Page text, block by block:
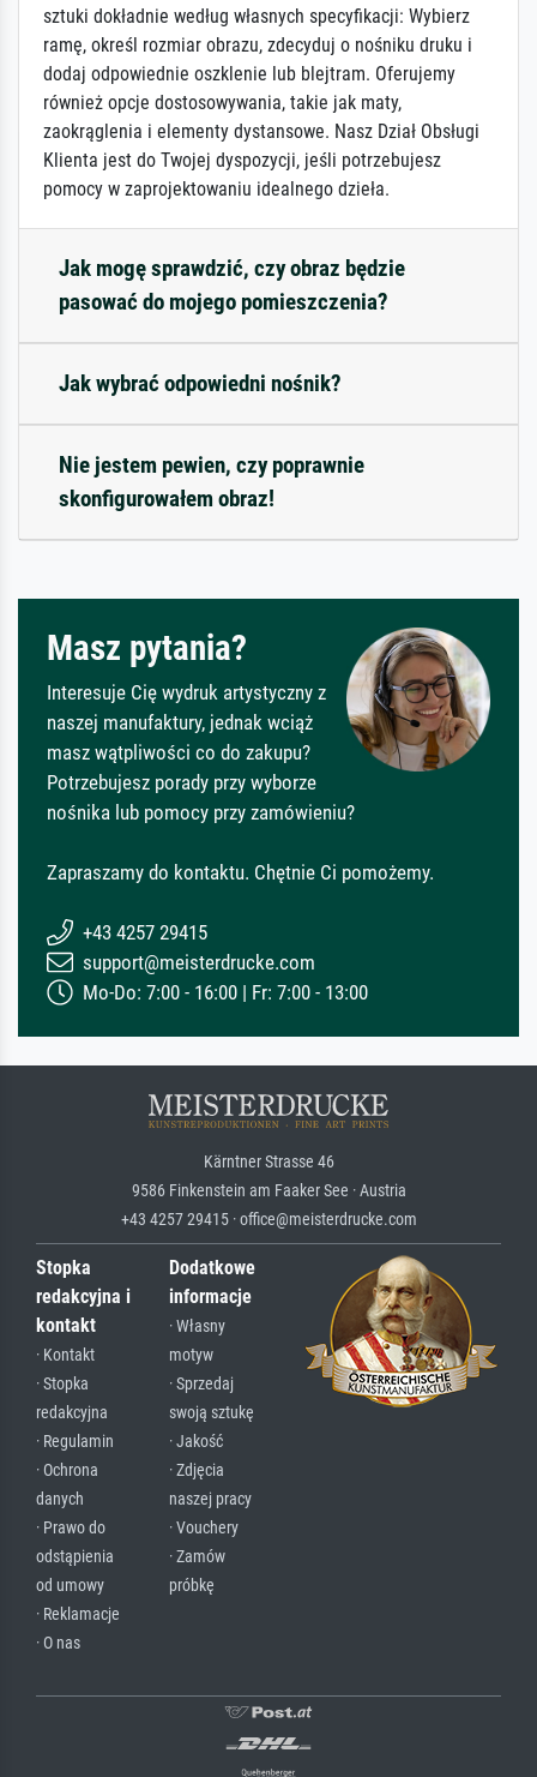
sztuki dokładnie według własnych specyfikacji: Wybierz
ramę, określ rozmiar obrazu, zdecyduj o nośniku druku i
dodaj odpowiednie oszklenie lub blejtram. Oferujemy
również opcje dostosowywania, takie jak maty,
zaokrąglenia i elementy dystansowe. Nasz Dział Obsługi
Klienta jest do Twojej dyspozycji, jeśli potrzebujesz
pomocy w zaprojektowaniu idealnego dzieła.
Jak mogę sprawdzić, czy obraz będzie
pasować do mojego pomieszczenia?
Jak wybrać odpowiedni nośnik?
Nie jestem pewien, czy poprawnie
skonfigurowałem obraz!
Masz pytania?
Interesuje Cię wydruk artystyczny z
naszej manufaktury, jednak wciąż
masz wątpliwości co do zakupu?
Potrzebujesz porady przy wyborze
nośnika lub pomocy przy zamówieniu?
Zapraszamy do kontaktu. Chętnie Ci pomożemy.
+43 4257 29415
support@meisterdrucke.com
Mo-Do: 7:00 - 16:00 | Fr: 7:00 - 13:00
Kärntner Strasse 46
9586 Finkenstein am Faaker See · Austria
+43 4257 29415 · office@meisterdrucke.com
Stopka
redakcyjna i
kontakt
· Kontakt
· Stopka
redakcyjna
· Regulamin
· Ochrona
danych
· Prawo do
odstąpienia
od umowy
· Reklamacje
· O nas
Dodatkowe
informacje
· Własny
motyw
· Sprzedaj
swoją sztukę
· Jakość
· Zdjęcia
naszej pracy
· Vouchery
· Zamów
próbkę